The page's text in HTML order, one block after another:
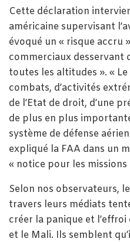
Cette déclaration
américaine supervisant
évoqué un « risque accru
commerciaux desservant
toutes les altitudes ». «
combats, d’activités
de l’Etat de droit, d’une
de plus en plus
système de défense
expliqué la FAA dans un
« notice pour les missions
Selon nos observateurs,
travers leurs médiats
créer la panique et
et le Mali. Ils semblent